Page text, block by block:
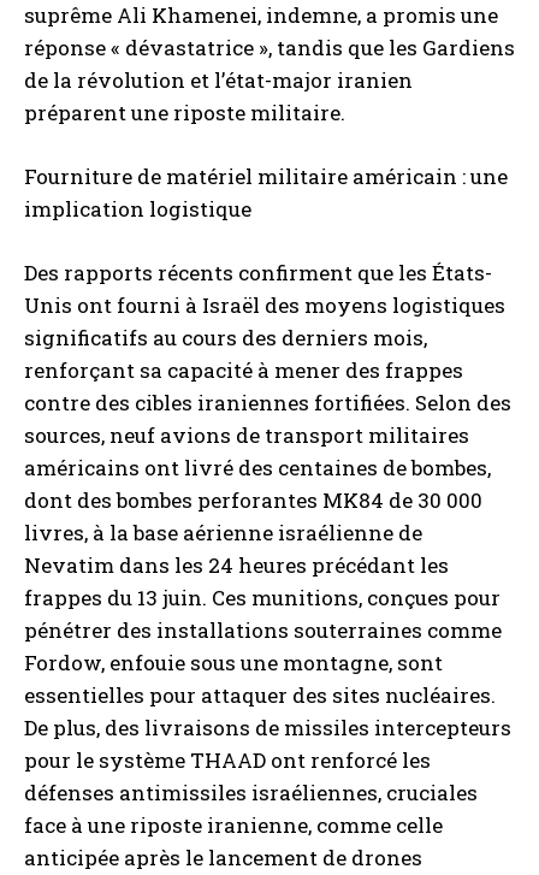
suprême Ali Khamenei, indemne, a promis une
réponse « dévastatrice », tandis que les Gardiens
de la révolution et l’état-major iranien
préparent une riposte militaire.
Fourniture de matériel militaire américain : une
implication logistique
Des rapports récents confirment que les États-
Unis ont fourni à Israël des moyens logistiques
significatifs au cours des derniers mois,
renforçant sa capacité à mener des frappes
contre des cibles iraniennes fortifiées. Selon des
sources, neuf avions de transport militaires
américains ont livré des centaines de bombes,
dont des bombes perforantes MK84 de 30 000
livres, à la base aérienne israélienne de
Nevatim dans les 24 heures précédant les
frappes du 13 juin. Ces munitions, conçues pour
pénétrer des installations souterraines comme
Fordow, enfouie sous une montagne, sont
essentielles pour attaquer des sites nucléaires.
De plus, des livraisons de missiles intercepteurs
pour le système THAAD ont renforcé les
défenses antimissiles israéliennes, cruciales
face à une riposte iranienne, comme celle
anticipée après le lancement de drones